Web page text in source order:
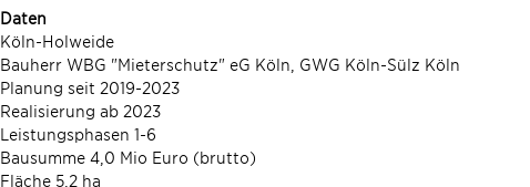
Daten
Köln-Holweide
Bauherr WBG "Mieterschutz" eG Köln, GWG Köln-Sülz Köln
Planung seit 2019-2023
Realisierung ab 2023
Leistungsphasen 1-6
Bausumme 4,0 Mio Euro (brutto)
Fläche 5,2 ha